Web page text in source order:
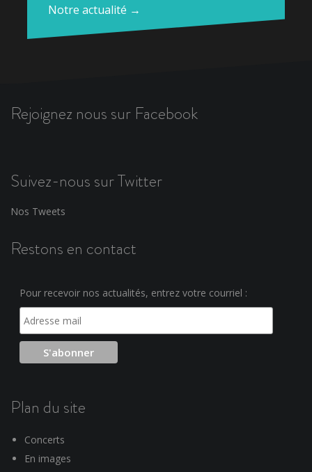
Notre actualité →
Rejoignez nous sur Facebook
Suivez-nous sur Twitter
Nos Tweets
Restons en contact
Pour recevoir nos actualités, entrez votre courriel :
Plan du site
Concerts
En images